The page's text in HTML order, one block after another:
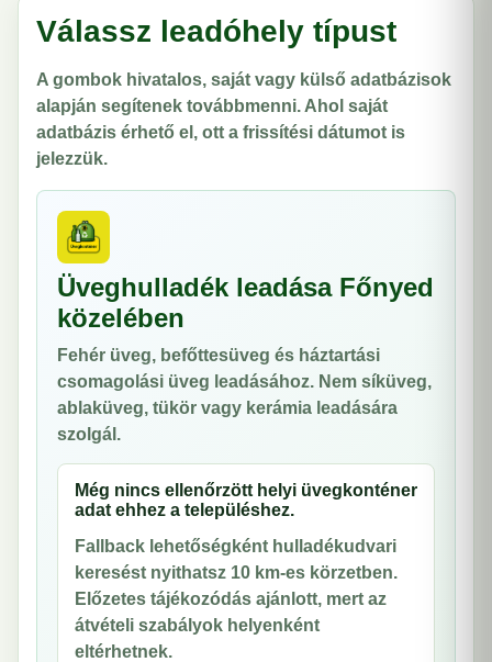
Válassz leadóhely típust
A gombok hivatalos, saját vagy külső adatbázisok
alapján segítenek továbbmenni. Ahol saját
adatbázis érhető el, ott a frissítési dátumot is
jelezzük.
Üveghulladék leadása Főnyed
közelében
Fehér üveg, befőttesüveg és háztartási
csomagolási üveg leadásához. Nem síküveg,
ablaküveg, tükör vagy kerámia leadására
szolgál.
Még nincs ellenőrzött helyi üvegkonténer
adat ehhez a településhez.
Fallback lehetőségként hulladékudvari
keresést nyithatsz 10 km-es körzetben.
Előzetes tájékozódás ajánlott, mert az
átvételi szabályok helyenként
eltérhetnek.